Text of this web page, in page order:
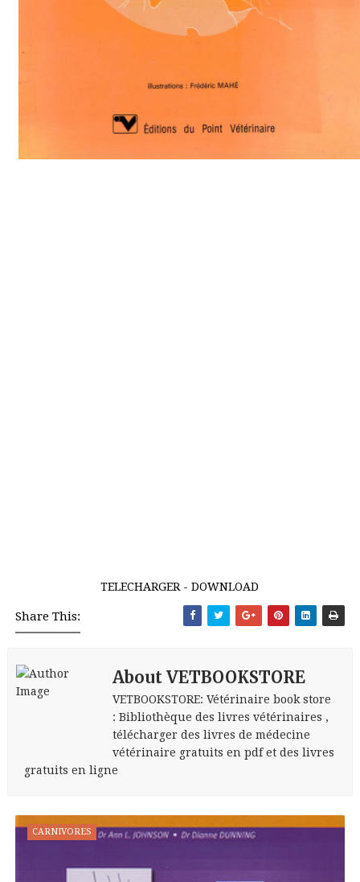
TELECHARGER - DOWNLOAD
Share This:
About VETBOOKSTORE
VETBOOKSTORE: Vétérinaire book store
: Bibliothèque des livres vétérinaires ,
télécharger des livres de médecine
vétérinaire gratuits en pdf et des livres
gratuits en ligne
CARNIVORES